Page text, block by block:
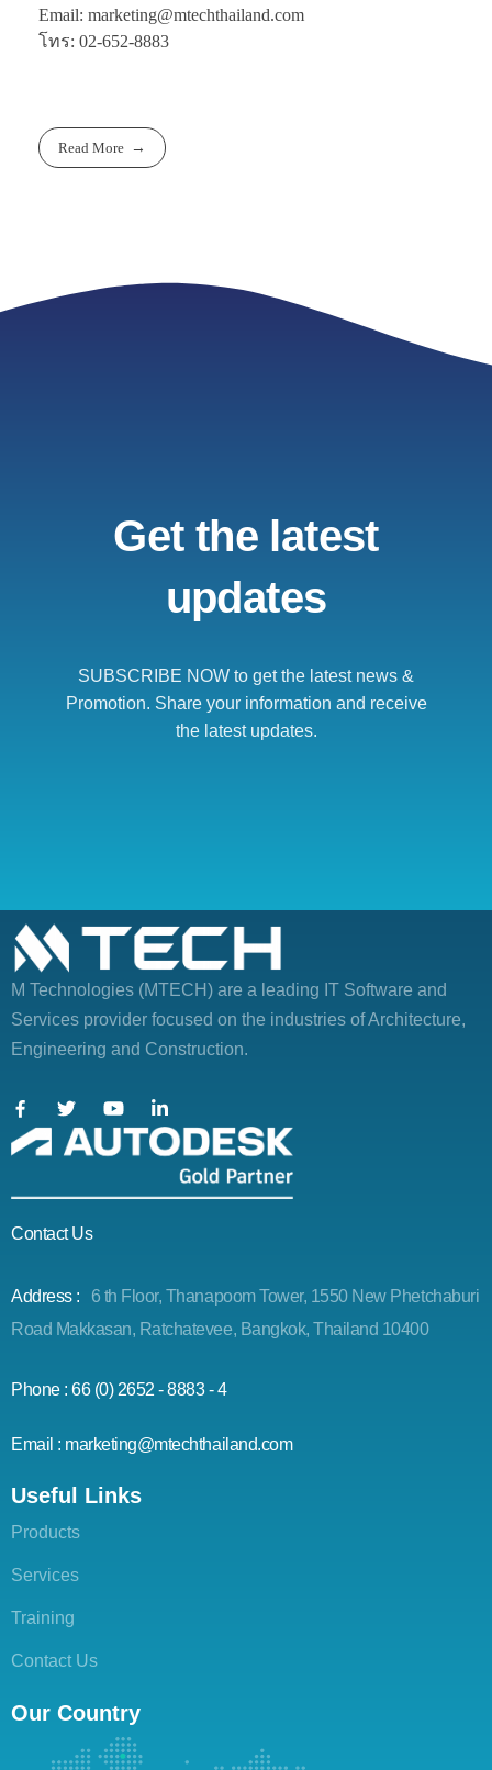
Email: marketing@mtechthailand.com
โทร: 02-652-8883
Read More
Get the latest
updates
SUBSCRIBE NOW to get the latest news &
Promotion. Share your information and receive
the latest updates.
M Technologies (MTECH) are a leading IT Software and
Services provider focused on the industries of Architecture,
Engineering and Construction.
Contact Us
Address :
6 th Floor, Thanapoom Tower, 1550 New Phetchaburi
Road Makkasan, Ratchatevee, Bangkok, Thailand 10400
Phone : 66 (0) 2652 - 8883 - 4
Email : marketing@mtechthailand.com
Useful Links
Products
Services
Training
Contact Us
Our Country